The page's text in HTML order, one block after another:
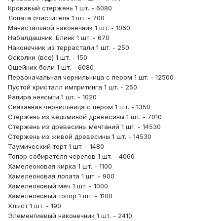
Кровавый стержень 1 шт. - 6080
Лопата очистителя 1 шт. - 700
Манастальной наконечник 1 шт. - 1060
Набалдашник: Блинк 1 шт. - 670
Наконечник из террастали 1 шт. - 250
Осколки (все) 1 шт. - 150
Ошейник боли 1 шт. - 6080
Первоначальная чернильница с пером 1 шт. - 12500
Пустой кристалл импритинга 1 шт. - 250
Рапира неясыти 1 шт. - 1020
Связанная чернильница с пером 1 шт. - 1350
Стержень из ведьминой древесины 1 шт. - 7010
Стержень из древесины мечтаний 1 шт. - 14530
Стержень из живой древесины 1 шт. - 14530
Таумический торт 1 шт. - 1480
Топор собирателя черепов 1 шт. - 4060
Хамелеоновая кирка 1 шт. - 1100
Хамелеоновая лопата 1 шт. - 900
Хамелеоновый меч 1 шт. - 1000
Хамелеоновый топор 1 шт. - 1100
Хлыст 1 шт. - 190
Элементиевый наконечник 1 шт. - 2410